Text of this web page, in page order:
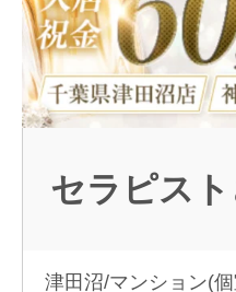
セラピス
津田沼/マンション(